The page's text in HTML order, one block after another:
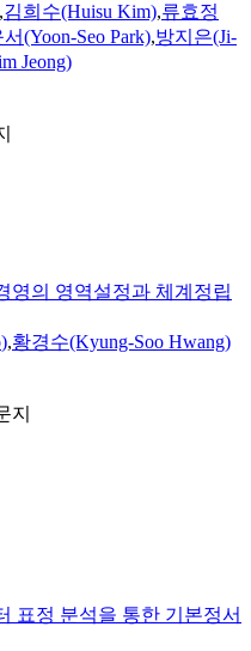
,김희수(Huisu Kim),류효정
(Yoon-Seo Park),방지은(Ji-
Jeong)
영의 영역설정과 체계정립
),황경수(Kyung-Soo Hwang)
지
표정 분석을 통한 기본정서